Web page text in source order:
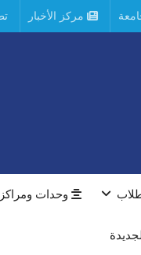
مركز الأخبار
وحدات ومراكز